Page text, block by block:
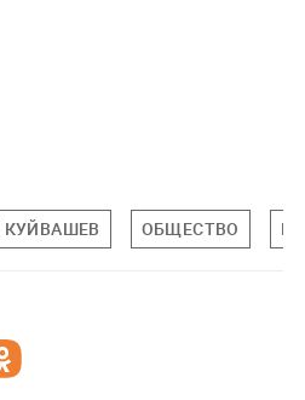
КУЙВАШЕВ ОБЩЕСТВО